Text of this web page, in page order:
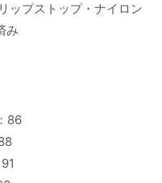
ップストップ・ナイロン
み
86